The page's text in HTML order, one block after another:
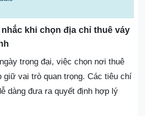
khi chọn địa chỉ thuê váy
trọng đại, việc chọn nơi thuê
vai trò quan trọng. Các tiêu chí
dàng đưa ra quyết định hợp lý